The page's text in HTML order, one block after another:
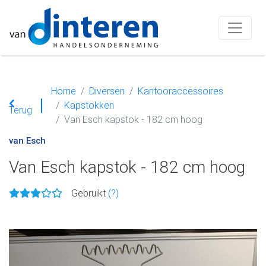
Terug
Home Diversen
Kantooraccessoires
Kapstokken
Van Esch kapstok - 182 cm hoog
van Esch
Van Esch kapstok - 182 cm hoog
Gebruikt (?)